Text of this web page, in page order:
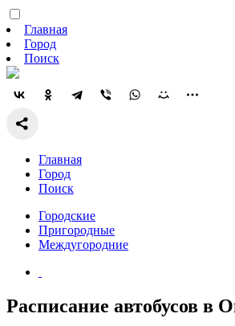
Главная
Город
Поиск
Главная
Город
Поиск
Городские
Пригородные
Междугородние
Расписание автобусов в